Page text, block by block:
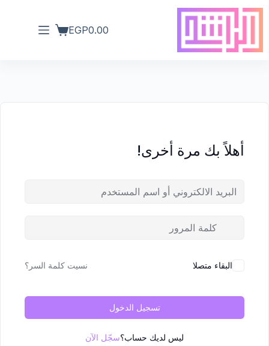
EGP0.00
أهلاً بك مرة أخرى!
البقاء متصلا نسيت كلمة السر؟
تسجيل الدخول
ليس لديك حساب؟سجّل الآن